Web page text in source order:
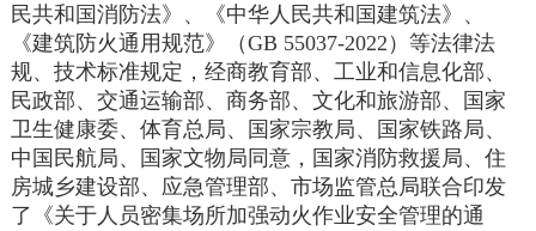
民共和国消防法》、《中华人民共和国建筑法》、
《建筑防火通用规范》（GB 55037-2022）等法律法
规、技术标准规定，经商教育部、工业和信息化部、
民政部、交通运输部、商务部、文化和旅游部、国家
卫生健康委、体育总局、国家宗教局、国家铁路局、
中国民航局、国家文物局同意，国家消防救援局、住
房城乡建设部、应急管理部、市场监管总局联合印发
了《关于人员密集场所加强动火作业安全管理的通